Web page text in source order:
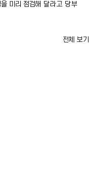
미리 점검해 달라고 당부
전체 보기